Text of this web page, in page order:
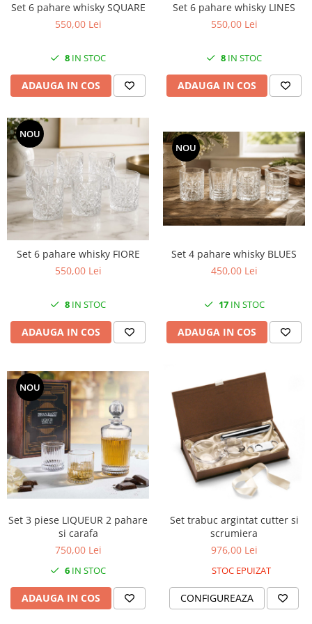
SERENDIPITY WHITE
FLOWER FESTIVAL BLUE
LOVE BIRDS
CHIQUE VERDE
CHIQUE ROZ
CHIQUE STRIPES VERDE
Renaissance Grey
Royal White
CHIQUE STRIPES GALBEN
CHIQUE GALBEN
Set 6 pahare whisky SQUARE
550,00 Lei
8 IN STOC
ADAUGA IN COS
Set 6 pahare whisky LINES
550,00 Lei
8 IN STOC
ADAUGA IN COS
NOU
Set 6 pahare whisky FIORE
550,00 Lei
8 IN STOC
ADAUGA IN COS
NOU
Set 4 pahare whisky BLUES
450,00 Lei
17IN STOC
ADAUGA IN COS
NOU
Set 3 piese LIQUEUR 2 pahare
si carafa
750,00 Lei
6 IN STOC
ADAUGA IN COS
Set trabuc argintat cutter si
scrumiera
976,00 Lei
STOC EPUIZAT
CONFIGUREAZA